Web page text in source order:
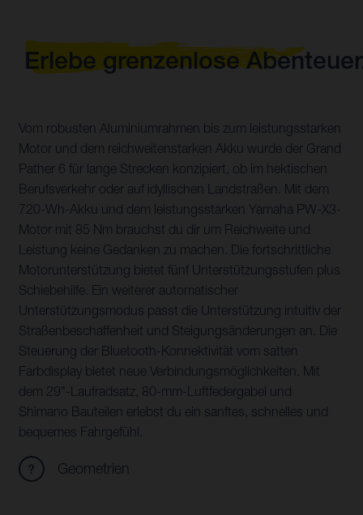
Erlebe grenzenlose
Vom robusten Aluminiumrahmen bis zum leistungsstarken
Motor und dem reichweitenstarken Akku wurde der Grand
Pather 6 für lange Strecken konzipiert, ob im hektischen
Berufsverkehr oder auf idyllischen Landstraßen. Mit dem
720-Wh-Akku und dem leistungsstarken Yamaha PW-X3-
Motor mit 85 Nm brauchst du dir um Reichweite und
Leistung keine Gedanken zu machen. Die fortschrittliche
Motorunterstützung bietet fünf Unterstützungsstufen plus
Schiebehilfe. Ein weiterer automatischer
Unterstützungsmodus passt die Unterstützung intuitiv der
Straßenbeschaffenheit und Steigungsänderungen an. Die
Steuerung der Bluetooth-Konnektivität vom satten
Farbdisplay bietet neue Verbindungsmöglichkeiten. Mit
dem 29"-Laufradsatz, 80-mm-Luftfedergabel und
Shimano Bauteilen erlebst du ein sanftes, schnelles und
bequemes Fahrgefühl.
Geometrien